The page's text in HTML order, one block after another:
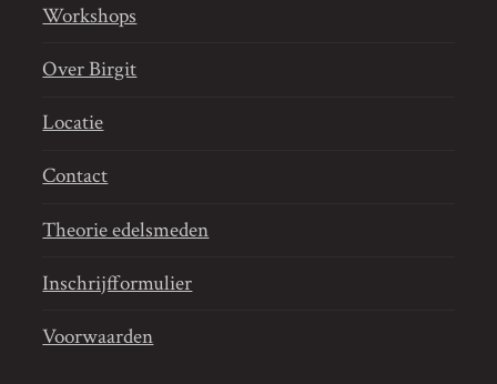
Workshops
Over Birgit
Locatie
Contact
Theorie edelsmeden
Inschrijfformulier
Voorwaarden